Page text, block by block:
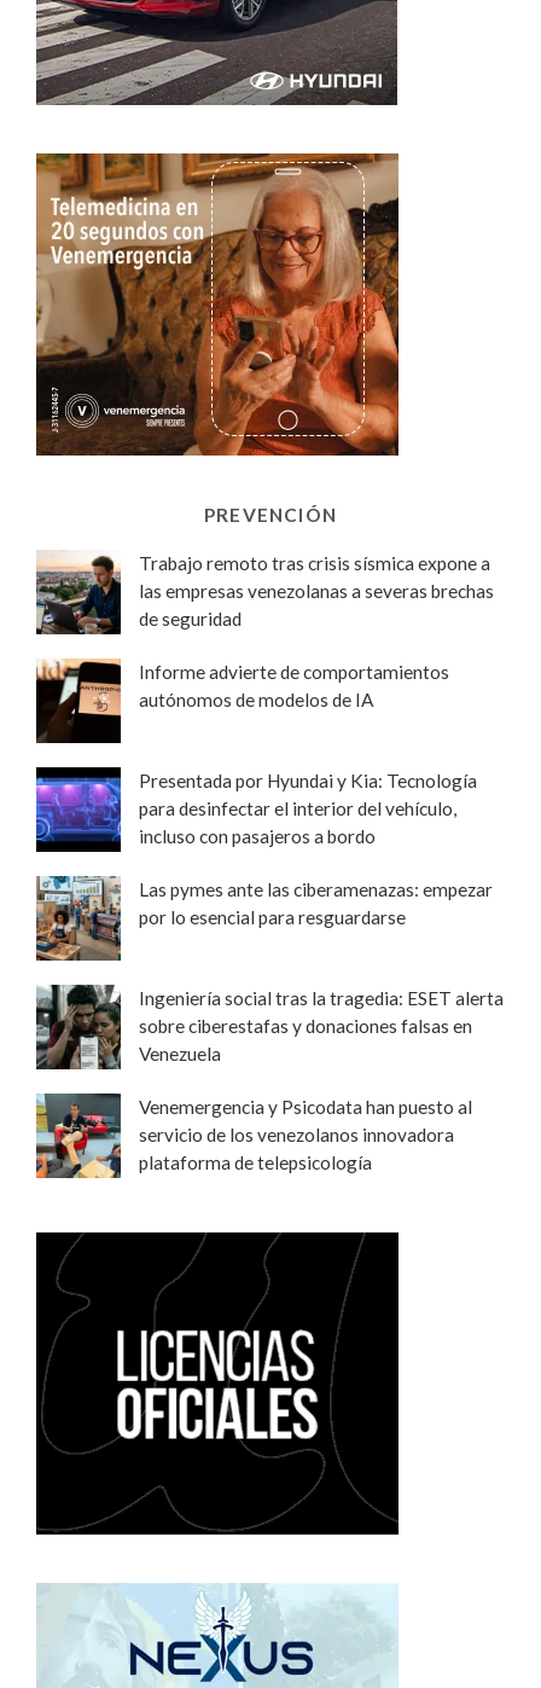
PREVENCIÓN
Trabajo remoto tras crisis sísmica expone a
las empresas venezolanas a severas brechas
de seguridad
Informe advierte de comportamientos
autónomos de modelos de IA
Presentada por Hyundai y Kia: Tecnología
para desinfectar el interior del vehículo,
incluso con pasajeros a bordo
Las pymes ante las ciberamenazas: empezar
por lo esencial para resguardarse
Ingeniería social tras la tragedia: ESET alerta
sobre ciberestafas y donaciones falsas en
Venezuela
Venemergencia y Psicodata han puesto al
servicio de los venezolanos innovadora
plataforma de telepsicología